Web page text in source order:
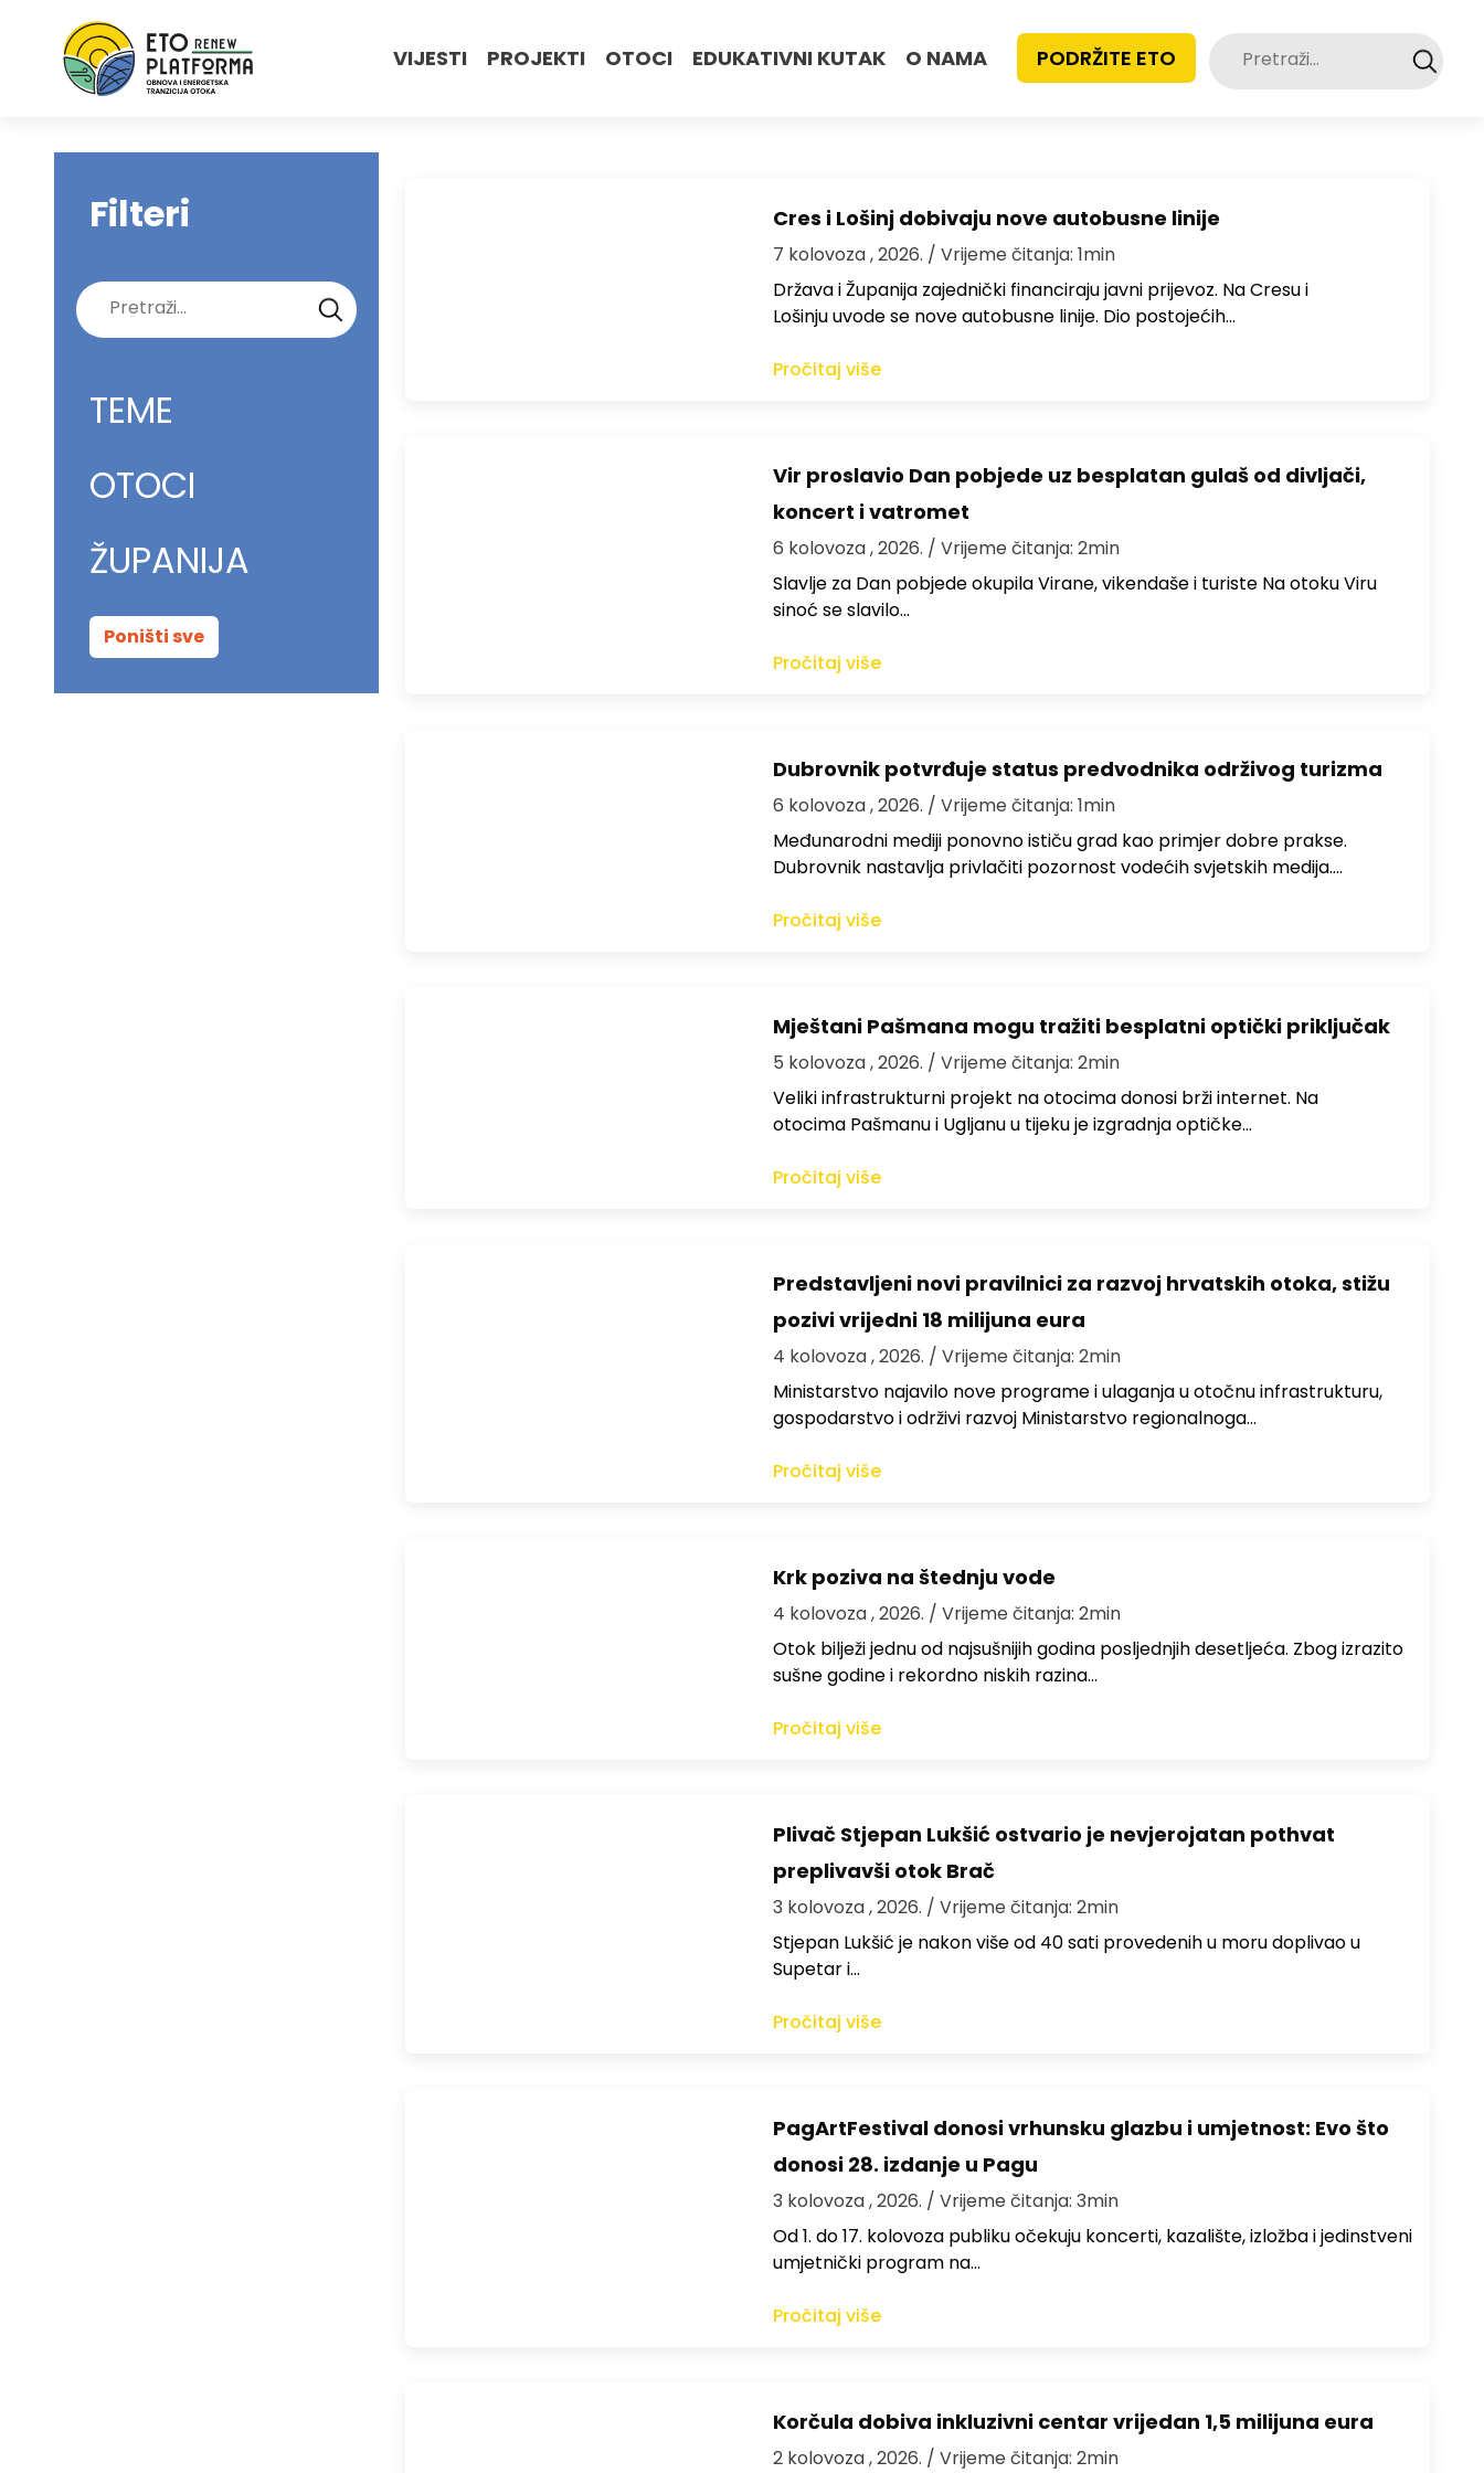
VIJESTI PROJEKTI OTOCI EDUKATIVNI KUTAK O NAMA PODRŽITE ETO Pretraži:
Filteri
Pretraži:
TEME
OTOCI
ŽUPANIJA
Poništi sve
Cres i Lošinj dobivaju nove autobusne linije
7 kolovoza , 2026. / Vrijeme čitanja: 1min
Država i Županija zajednički financiraju javni prijevoz. Na Cresu i
Lošinju uvode se nove autobusne linije. Dio postojećih…
Pročitaj više
Vir proslavio Dan pobjede uz besplatan gulaš od divljači,
koncert i vatromet
6 kolovoza , 2026. / Vrijeme čitanja: 2min
Slavlje za Dan pobjede okupila Virane, vikendaše i turiste Na otoku Viru
sinoć se slavilo…
Pročitaj više
Dubrovnik potvrđuje status predvodnika održivog turizma
6 kolovoza , 2026. / Vrijeme čitanja: 1min
Međunarodni mediji ponovno ističu grad kao primjer dobre prakse.
Dubrovnik nastavlja privlačiti pozornost vodećih svjetskih medija.…
Pročitaj više
Mještani Pašmana mogu tražiti besplatni optički priključak
5 kolovoza , 2026. / Vrijeme čitanja: 2min
Veliki infrastrukturni projekt na otocima donosi brži internet. Na
otocima Pašmanu i Ugljanu u tijeku je izgradnja optičke…
Pročitaj više
Predstavljeni novi pravilnici za razvoj hrvatskih otoka, stižu
pozivi vrijedni 18 milijuna eura
4 kolovoza , 2026. / Vrijeme čitanja: 2min
Ministarstvo najavilo nove programe i ulaganja u otočnu infrastrukturu,
gospodarstvo i održivi razvoj Ministarstvo regionalnoga…
Pročitaj više
Krk poziva na štednju vode
4 kolovoza , 2026. / Vrijeme čitanja: 2min
Otok bilježi jednu od najsušnijih godina posljednjih desetljeća. Zbog izrazito
sušne godine i rekordno niskih razina…
Pročitaj više
Plivač Stjepan Lukšić ostvario je nevjerojatan pothvat
preplivavši otok Brač
3 kolovoza , 2026. / Vrijeme čitanja: 2min
St​jepan Lukšić je nakon više od 40 sati provedenih u moru doplivao u
Supetar i…
Pročitaj više
PagArtFestival donosi vrhunsku glazbu i umjetnost: Evo što
donosi 28. izdanje u Pagu
3 kolovoza , 2026. / Vrijeme čitanja: 3min
Od 1. do 17. kolovoza publiku očekuju koncerti, kazalište, izložba i jedinstveni
umjetnički program na…
Pročitaj više
Korčula dobiva inkluzivni centar vrijedan 1,5 milijuna eura
2 kolovoza , 2026. / Vrijeme čitanja: 2min